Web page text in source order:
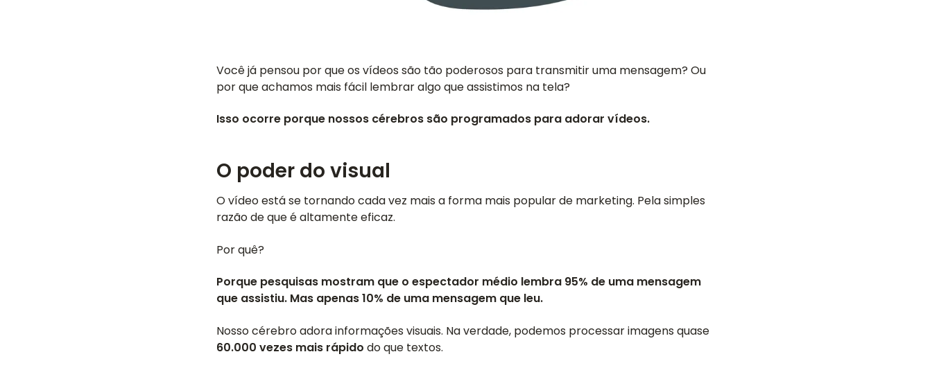
Você já pensou por que os vídeos são tão poderosos para transmitir uma mensagem? Ou
por que achamos mais fácil lembrar algo que assistimos na tela?
Isso ocorre porque nossos cérebros são programados para adorar vídeos.
O poder do visual
O vídeo está se tornando cada vez mais a forma mais popular de marketing. Pela simples
razão de que é altamente eficaz.
Por quê?
Porque pesquisas mostram que o espectador médio lembra 95% de uma mensagem
que assistiu. Mas apenas 10% de uma mensagem que leu.
Nosso cérebro adora informações visuais. Na verdade, podemos processar imagens quase
60.000 vezes mais rápido do que textos.